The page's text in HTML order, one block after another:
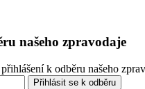
našeho zpravodaje
k odběru našeho
Přihlásit se k odběru